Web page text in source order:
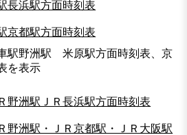
長浜駅方面時刻表
京都駅方面時刻表
駅野洲駅 米原駅方面時刻表、京
を表示
野洲駅ＪＲ長浜駅方面時刻表
野洲駅・ＪＲ京都駅・ＪＲ大阪駅